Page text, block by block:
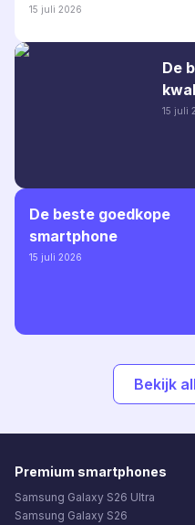
15 juli 2026
De
15 juli
De beste goedkope
smartphone
15 juli 2026
Bekijk
Premium smartphones
Samsung Galaxy S26 Ultra
Samsung Galaxy S26